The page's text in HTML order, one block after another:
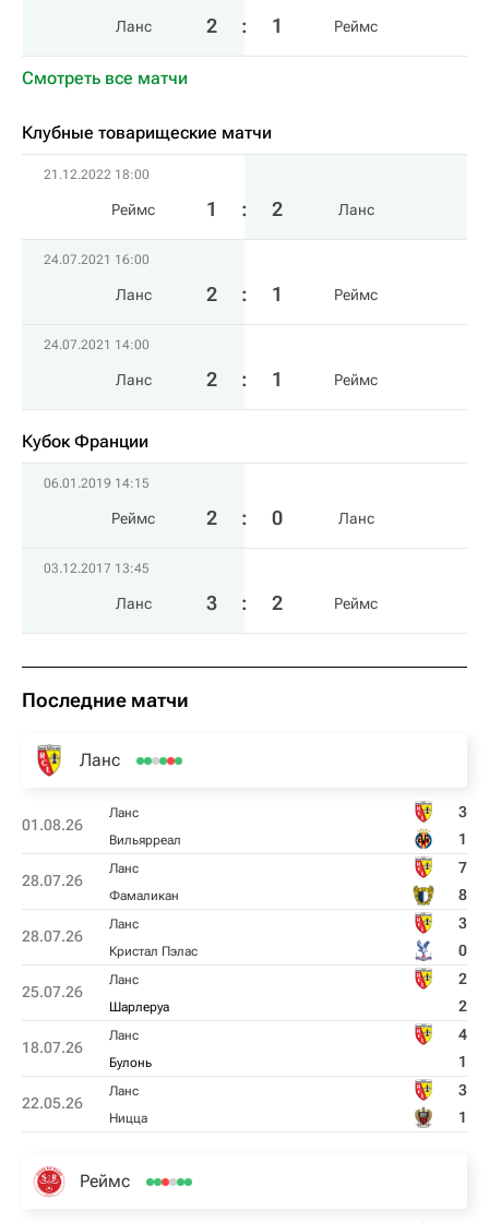
Ланс 2 : 1 Реймс
Смотреть все матчи
Клубные товарищеские матчи
21.12.2022 18:00
Реймс 1 : 2 Ланс
24.07.2021 16:00
Ланс 2 : 1 Реймс
24.07.2021 14:00
Ланс 2 : 1 Реймс
Кубок Франции
06.01.2019 14:15
Реймс 2 : 0 Ланс
03.12.2017 13:45
Ланс 3 : 2 Реймс
Последние матчи
Ланс
01.08.26
Ланс 3
Вильярреал 1
28.07.26
Ланс 7
Фамаликан 8
28.07.26
Ланс 3
Кристал Пэлас 0
25.07.26
Ланс 2
Шарлеруа 2
18.07.26
Ланс 4
Булонь 1
22.05.26
Ланс 3
Ницца 1
Реймс